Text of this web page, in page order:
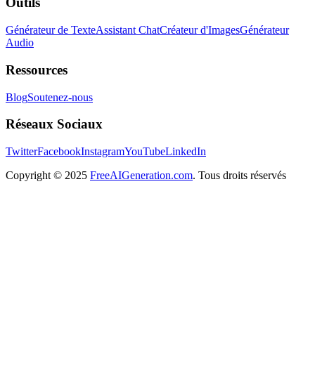
Générateur de TexteAssistant ChatCréateur d'ImagesGénérateur
Audio
Ressources
BlogSoutenez-nous
Réseaux Sociaux
TwitterFacebookInstagramYouTubeLinkedIn
Copyright © 2025 FreeAIGeneration.com. Tous droits réservés